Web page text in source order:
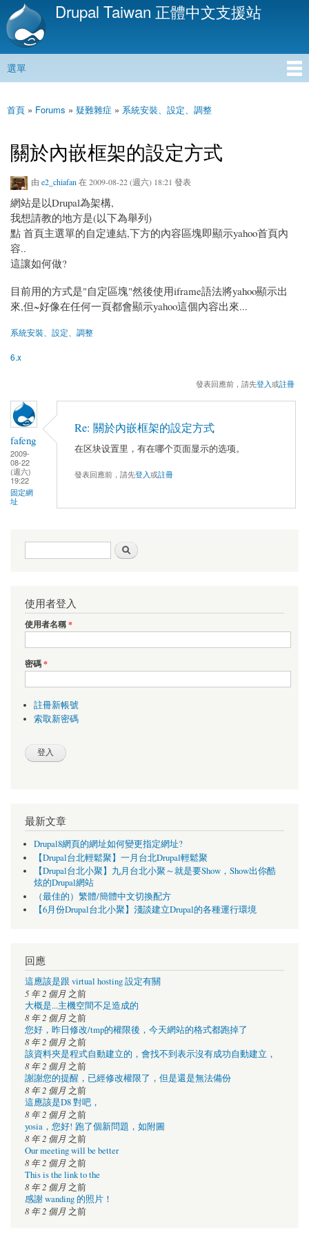
移
內
Drupal Taiwan 正體中文支援站
主選單
選單
您在這裡
首頁 » Forums » 疑難雜症 » 系統安裝、設定、調整
關於內嵌框架的設定方式
由 e2_chiafan 在 2009-08-22 (週六) 18:21 發表
網站是以Drupal為架構,
我想請教的地方是(以下為舉列)
點 首頁主選單的自定連結,下方的內容區塊即顯示yahoo首頁內
容..
這讓如何做?
目前用的方式是"自定區塊"然後使用iframe語法將yahoo顯示出
來,但~好像在任何一頁都會顯示yahoo這個內容出來...
系統安裝、設定、調整
6.x
發表回應前，請先登入或註冊
fafeng
2009-
08-22
(週六)
19:22
固定網
址
Re: 關於內嵌框架的設定方式
在区块设置里，有在哪个页面显示的选项。
發表回應前，請先登入或註冊
搜尋表單
使用者登入
使用者名稱*
密碼*
註冊新帳號
索取新密碼
最新文章
Drupal8網頁的網址如何變更指定網址?
【Drupal台北輕鬆聚】一月台北Drupal輕鬆聚
【Drupal台北小聚】九月台北小聚～就是要Show，Show出你酷
炫的Drupal網站
（最佳的）繁體/簡體中文切換配方
【6月份Drupal台北小聚】淺談建立Drupal的各種運行環境
回應
這應該是跟 virtual hosting 設定有關
5 年 2 個月 之前
大概是...主機空間不足造成的
8 年 2 個月 之前
您好，昨日修改/tmp的權限後，今天網站的格式都跑掉了
8 年 2 個月 之前
該資料夾是程式自動建立的，會找不到表示沒有成功自動建立，
8 年 2 個月 之前
謝謝您的提醒，已經修改權限了，但是還是無法備份
8 年 2 個月 之前
這應該是D8 對吧，
8 年 2 個月 之前
yosia，您好! 跑了個新問題，如附圖
8 年 2 個月 之前
Our meeting will be better
8 年 2 個月 之前
This is the link to the
8 年 2 個月 之前
感謝 wanding 的照片！
8 年 2 個月 之前